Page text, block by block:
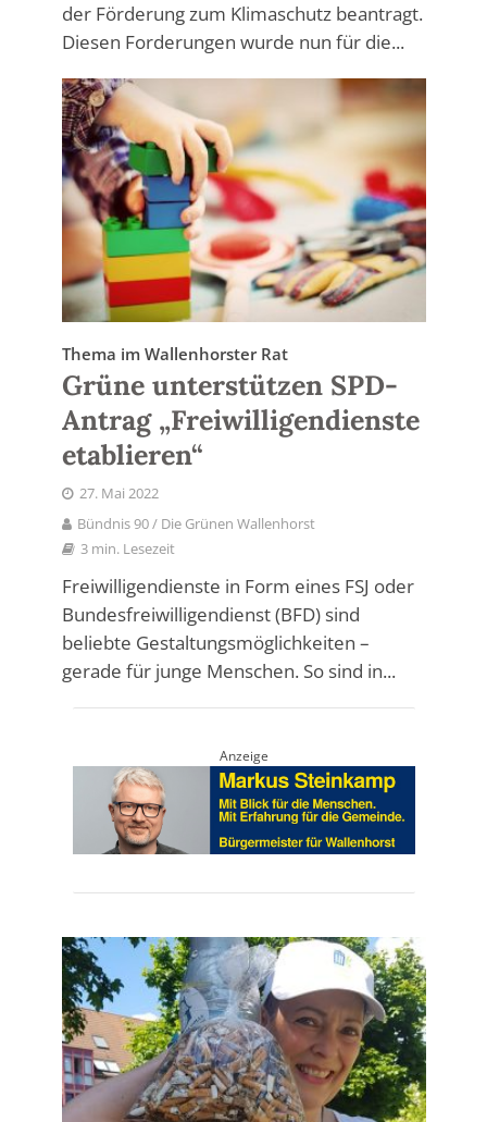
der Förderung zum Klimaschutz beantragt.
Diesen Forderungen wurde nun für die...
Thema im Wallenhorster Rat
Grüne unterstützen SPD-
Antrag „Freiwilligendienste
etablieren“
27. Mai 2022
Bündnis 90 / Die Grünen Wallenhorst
3 min. Lesezeit
Freiwilligendienste in Form eines FSJ oder
Bundesfreiwilligendienst (BFD) sind
beliebte Gestaltungsmöglichkeiten –
gerade für junge Menschen. So sind in...
Anzeige